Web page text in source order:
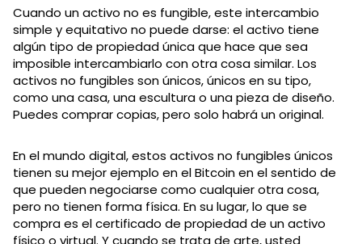
Cuando un activo no es fungible, este intercambio
simple y equitativo no puede darse: el activo tiene
algún tipo de propiedad única que hace que sea
imposible intercambiarlo con otra cosa similar. Los
activos no fungibles son únicos, únicos en su tipo,
como una casa, una escultura o una pieza de diseño.
Puedes comprar copias, pero solo habrá un original.
En el mundo digital, estos activos no fungibles únicos
tienen su mejor ejemplo en el Bitcoin en el sentido de
que pueden negociarse como cualquier otra cosa,
pero no tienen forma física. En su lugar, lo que se
compra es el certificado de propiedad de un activo
físico o virtual. Y cuando se trata de arte, usted